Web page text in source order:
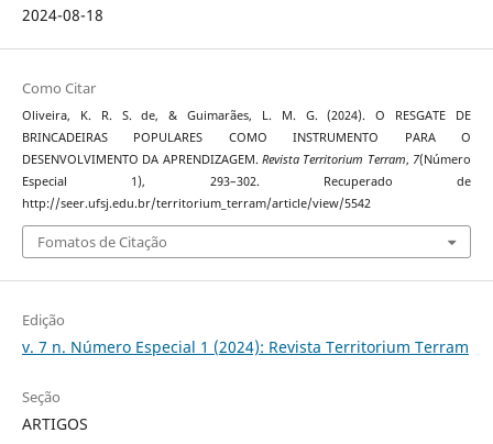
2024-08-18
Como Citar
Oliveira, K. R. S. de, & Guimarães, L. M. G. (2024). O RESGATE DE
BRINCADEIRAS POPULARES COMO INSTRUMENTO PARA O
DESENVOLVIMENTO DA APRENDIZAGEM. Revista Territorium Terram, 7(Número
Especial 1), 293–302. Recuperado de
http://seer.ufsj.edu.br/territorium_terram/article/view/5542
Fomatos de Citação
Edição
v. 7 n. Número Especial 1 (2024): Revista Territorium Terram
Seção
ARTIGOS